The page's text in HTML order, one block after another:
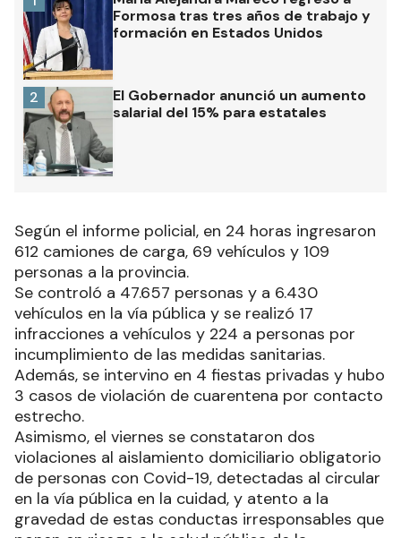
Formosa tras tres años de trabajo y
formación en Estados Unidos
El Gobernador anunció un aumento
salarial del 15% para estatales
2
Según el informe policial, en 24 horas ingresaron
612 camiones de carga, 69 vehículos y 109
personas a la provincia.
Se controló a 47.657 personas y a 6.430
vehículos en la vía pública y se realizó 17
infracciones a vehículos y 224 a personas por
incumplimiento de las medidas sanitarias.
Además, se intervino en 4 fiestas privadas y hubo
3 casos de violación de cuarentena por contacto
estrecho.
Asimismo, el viernes se constataron dos
violaciones al aislamiento domiciliario obligatorio
de personas con Covid-19, detectadas al circular
en la vía pública en la cuidad, y atento a la
gravedad de estas conductas irresponsables que